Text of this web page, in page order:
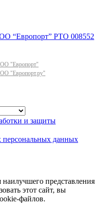
“Европорт” РТО 008552
"Европорт"
"Европорт.ру"
и защиты
персональных данных
представления
этот сайт, вы
файлов.